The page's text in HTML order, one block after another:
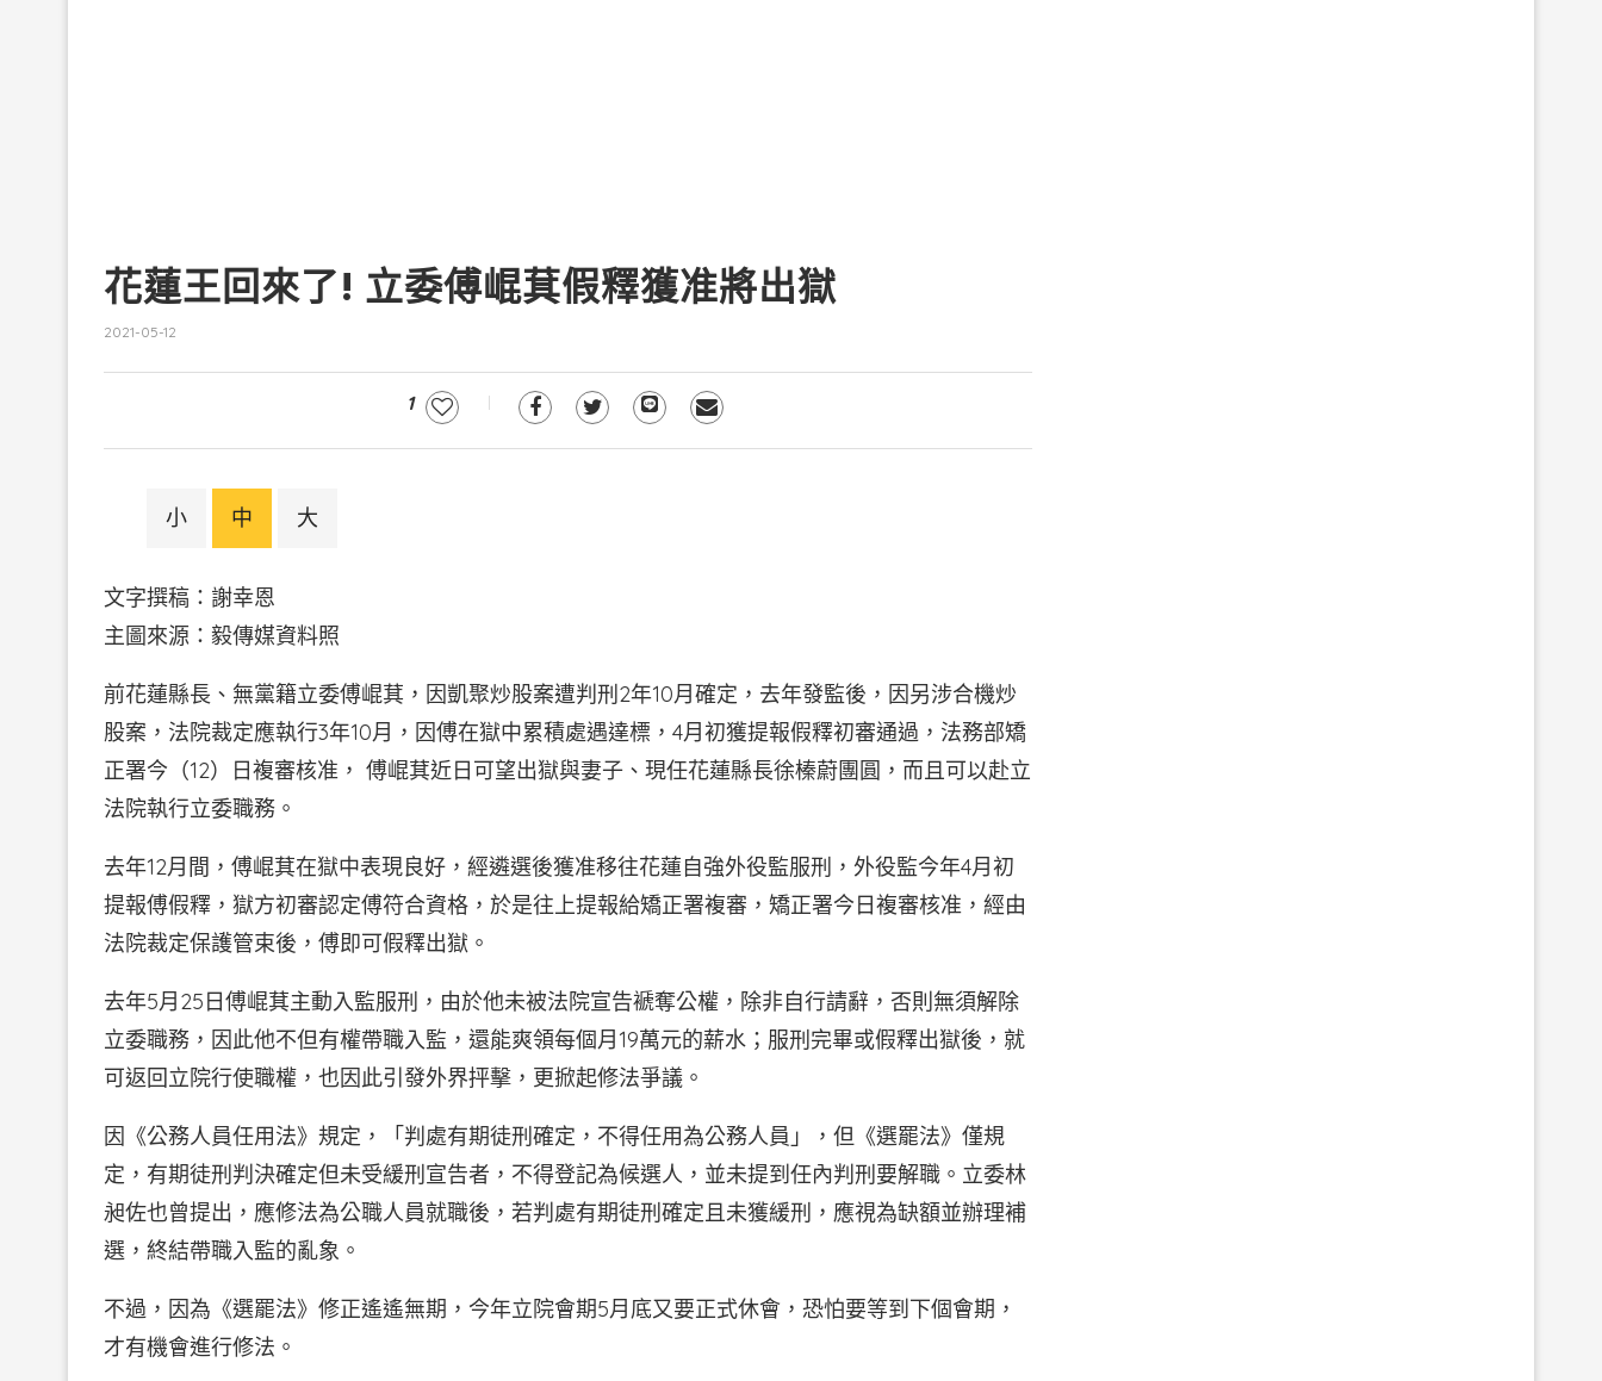
花蓮王回來了! 立委傅崐萁假釋獲准將出獄
2021-05-12
1
小 中 大
文字撰稿：謝幸恩
主圖來源：毅傳媒資料照
前花蓮縣長、無黨籍立委傅崐萁，因凱聚炒股案遭判刑2年10月確定，去年發監後，因另涉合機炒
股案，法院裁定應執行3年10月，因傅在獄中累積處遇達標，4月初獲提報假釋初審通過，法務部矯
正署今（12）日複審核准， 傅崐萁近日可望出獄與妻子、現任花蓮縣長徐榛蔚團圓，而且可以赴立
法院執行立委職務。
去年12月間，傅崐萁在獄中表現良好，經遴選後獲准移往花蓮自強外役監服刑，外役監今年4月初
提報傅假釋，獄方初審認定傅符合資格，於是往上提報給矯正署複審，矯正署今日複審核准，經由
法院裁定保護管束後，傅即可假釋出獄。
去年5月25日傅崐萁主動入監服刑，由於他未被法院宣告褫奪公權，除非自行請辭，否則無須解除
立委職務，因此他不但有權帶職入監，還能爽領每個月19萬元的薪水；服刑完畢或假釋出獄後，就
可返回立院行使職權，也因此引發外界抨擊，更掀起修法爭議。
因《公務人員任用法》規定，「判處有期徒刑確定，不得任用為公務人員」，但《選罷法》僅規
定，有期徒刑判決確定但未受緩刑宣告者，不得登記為候選人，並未提到任內判刑要解職。立委林
昶佐也曾提出，應修法為公職人員就職後，若判處有期徒刑確定且未獲緩刑，應視為缺額並辦理補
選，終結帶職入監的亂象。
不過，因為《選罷法》修正遙遙無期，今年立院會期5月底又要正式休會，恐怕要等到下個會期，
才有機會進行修法。